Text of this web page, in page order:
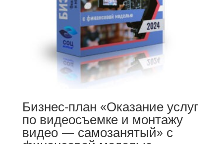
Бизнес-план «Оказание услуг
по видеосъемке и монтажу
видео — самозанятый» с